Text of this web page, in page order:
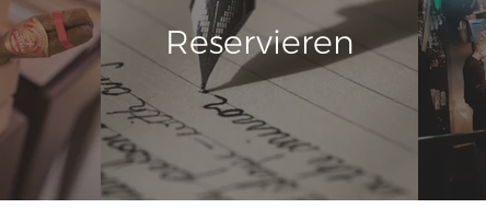
Reservieren